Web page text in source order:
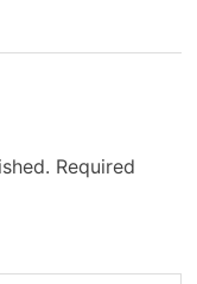
Required